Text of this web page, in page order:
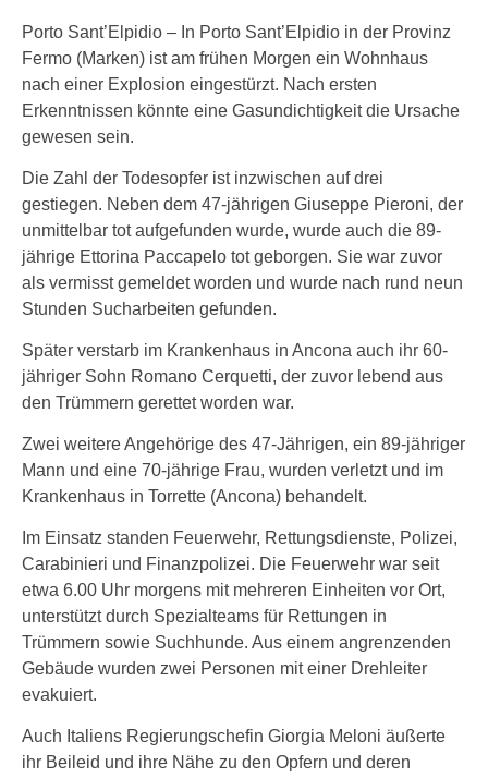
Porto Sant’Elpidio – In Porto Sant’Elpidio in der Provinz
Fermo (Marken) ist am frühen Morgen ein Wohnhaus
nach einer Explosion eingestürzt. Nach ersten
Erkenntnissen könnte eine Gasundichtigkeit die Ursache
gewesen sein.
Die Zahl der Todesopfer ist inzwischen auf drei
gestiegen. Neben dem 47-jährigen Giuseppe Pieroni, der
unmittelbar tot aufgefunden wurde, wurde auch die 89-
jährige Ettorina Paccapelo tot geborgen. Sie war zuvor
als vermisst gemeldet worden und wurde nach rund neun
Stunden Sucharbeiten gefunden.
Später verstarb im Krankenhaus in Ancona auch ihr 60-
jähriger Sohn Romano Cerquetti, der zuvor lebend aus
den Trümmern gerettet worden war.
Zwei weitere Angehörige des 47-Jährigen, ein 89-jähriger
Mann und eine 70-jährige Frau, wurden verletzt und im
Krankenhaus in Torrette (Ancona) behandelt.
Im Einsatz standen Feuerwehr, Rettungsdienste, Polizei,
Carabinieri und Finanzpolizei. Die Feuerwehr war seit
etwa 6.00 Uhr morgens mit mehreren Einheiten vor Ort,
unterstützt durch Spezialteams für Rettungen in
Trümmern sowie Suchhunde. Aus einem angrenzenden
Gebäude wurden zwei Personen mit einer Drehleiter
evakuiert.
Auch Italiens Regierungschefin Giorgia Meloni äußerte
ihr Beileid und ihre Nähe zu den Opfern und deren